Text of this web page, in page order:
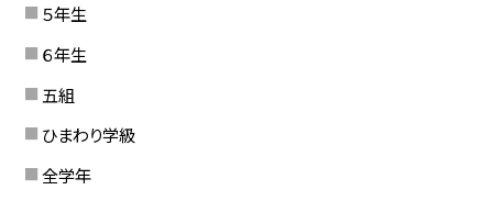
５年生
６年生
五組
ひまわり学級
全学年